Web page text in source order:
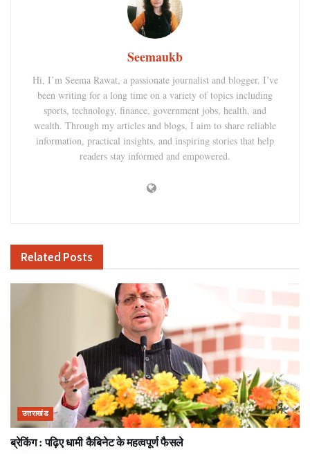
Seemaukb
Hi, I’m Seema Rawat, a passionate journalist and blogger. I’ve
been writing for a long time on a variety of topics including
sports, technology, finance, government jobs, health, and
wealth. Through my articles and blogs, I aim to share reliable
information, practical insights, and inspiring stories that help
readers stay informed and empowered.
Related Posts
उत्तराखंड
ब्रेकिंग : पढ़िए धामी कैबिनेट के महत्वपूर्ण फैसले